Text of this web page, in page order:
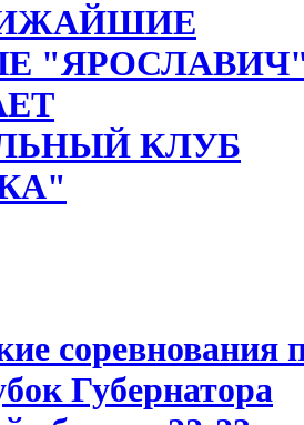
КЛУБ
соревнования
Губернатора